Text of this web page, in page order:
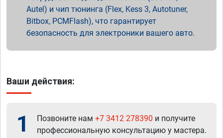
Autel) и чип тюнинга (Flex, Kess 3, Autotuner,
Bitbox, PCMFlash), что гарантирует
безопасность для электроники вашего авто.
Ваши действия:
1 Позвоните нам +7 3412 278390 и получите
профессиональную консультацию у мастера.